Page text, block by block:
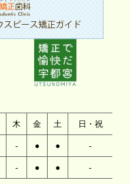
木 金 土 日・祝
- ● ● -
- ● ● -